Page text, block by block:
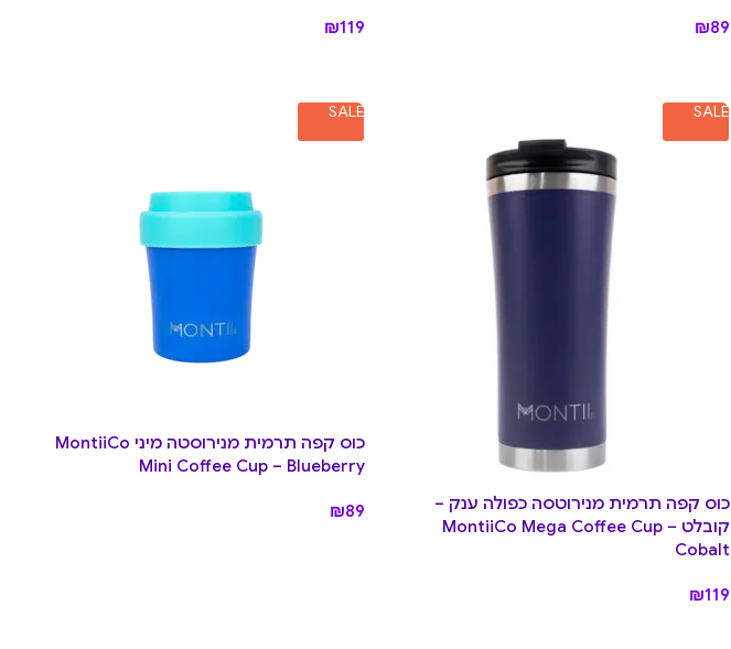
₪89
₪119
SALE
כוס קפה תרמית מנירוטסה כפולה ענק –
קובלט MontiiCo Mega Coffee Cup –
Cobalt
₪119
SALE
כוס קפה תרמית מנירוסטה מיני MontiiCo
Mini Coffee Cup – Blueberry
₪89